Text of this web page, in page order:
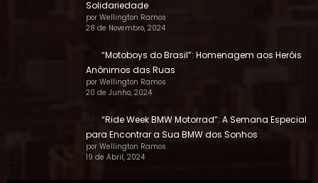
Solidário em SP Promete Muita Emoção e
Solidariedade
por Wellington Ramos
“Motoboys do Brasil”: Homenagem aos Heróis
Anônimos das Ruas
por Wellington Ramos
“Ride Week BMW Motorrad”: A Semana Especial
para Encontrar a Sua BMW dos Sonhos
por Wellington Ramos